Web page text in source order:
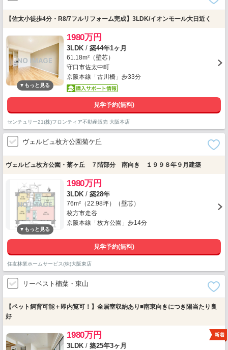
【佐太小徒歩4分・R8/7フルリフォーム完成】3LDK/イオンモール大日近く
1980万円
3LDK / 築44年1ヶ月
61.18m²（壁芯）
守口市佐太中町
京阪本線「古川橋」歩33分
見学予約(無料)
センチュリー21(株)フロンティア不動産販売 大阪本店
ヴェルビュ枚方公園菊ケ丘
ヴェルビュ枚方公園・菊ヶ丘 ７階部分 南向き １９９８年９月建築
1980万円
3LDK / 築28年
76m²（22.98坪）（壁芯）
枚方市走谷
京阪本線「枚方公園」歩14分
見学予約(無料)
住友林業ホームサービス(株)大阪東店
リーベスト楠葉・東山
【ペット飼育可能＋即内覧可！】全居室収納あり■南東向きにつき陽当たり良
好
1980万円
3LDK / 築25年3ヶ月